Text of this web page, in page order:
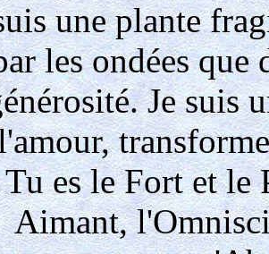
une plante
les ondées que
Je suis
Tu es le Fort et le
Aimant,